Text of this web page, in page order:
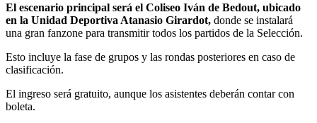
El escenario principal será el Coliseo Iván de Bedout, ubicado
en la Unidad Deportiva Atanasio Girardot, donde se instalará
una gran fanzone para transmitir todos los partidos de la Selección.
Esto incluye la fase de grupos y las rondas posteriores en caso de
clasificación.
El ingreso será gratuito, aunque los asistentes deberán contar con
boleta.